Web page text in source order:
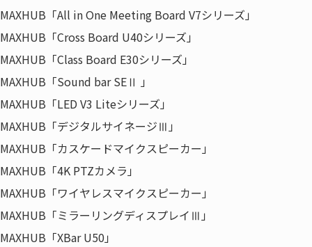
MAXHUB「All in One Meeting Board V7シリーズ」
MAXHUB「Cross Board U40シリーズ」
MAXHUB「Class Board E30シリーズ」
MAXHUB「Sound bar SEⅡ 」
MAXHUB「LED V3 Liteシリーズ」
MAXHUB「デジタルサイネージⅢ」
MAXHUB「カスケードマイクスピーカー」
MAXHUB「4K PTZカメラ」
MAXHUB「ワイヤレスマイクスピーカー」
MAXHUB「ミラーリングディスプレイⅢ」
MAXHUB「XBar U50」
＜このような方におすすめ＞
・賃貸オフィス市場の現状についてご興味のある
方
・移転、増床、リニューアルをご計画、ご検討中
の方
・オフィス移転のプロジェクトマネジメント
（PM）について詳しく知りたい方
受付は終了しました。